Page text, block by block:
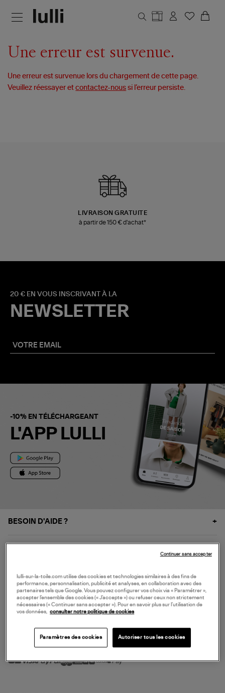
Une erreur est survenue.
Une erreur est survenue lors du chargement de cette page.
Veuillez réessayer etcontactez-nous si l’erreur persiste.
LIVRAISON GRATUITE
à partir de 150 € d'achat*
20 € EN VOUS INSCRIVANT À LA
NEWSLETTER
-10% EN TÉLÉCHARGEANT
L'APP LULLI
BESOIN D'AIDE ?
NOS SERVICES
SERVICE CLIENT
MODE DE PAIEMENT
lulli-sur-la-toile.com utilise des cookies et technologies similaires à des fins de
performance, personnalisation, publicité et analyses, en collaboration avec des
partenaires tels que Google. Vous pouvez configurer vos choix via « Paramétrer »,
accepter l’ensemble des cookies (« J’accepte ») ou refuser ceux non strictement
nécessaires (« Continuer sans accepter »). Pour en savoir plus sur l’utilisation de
vos données,
consulter notre politique de cookies
Paramètres des cookies Autoriser tous les cookies
Continuer sans accepter